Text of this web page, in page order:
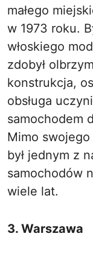
małego
w 1973 roku.
włoskiego
zdobył
konstrukcja,
obsługa
samochodem
Mimo
był jednym z
samochodów
wiele lat.
3. Warszawa